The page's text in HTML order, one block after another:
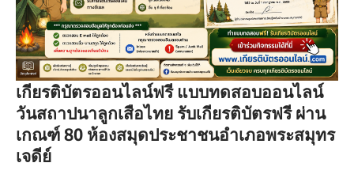
เกียรติบัตรออนไลน์ฟรี แบบทดสอบออนไลน์
วันสถาปนาลูกเสือไทย รับเกียรติบัตรฟรี ผ่าน
เกณฑ์ 80 ห้องสมุดประชาชนอำเภอพระสมุทร
เจดีย์